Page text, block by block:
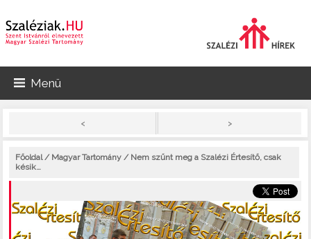
Menü
< >
Főoldal/ Magyar Tartomány / Nem szűnt meg a Szalézi Értesítő, csak
késik…